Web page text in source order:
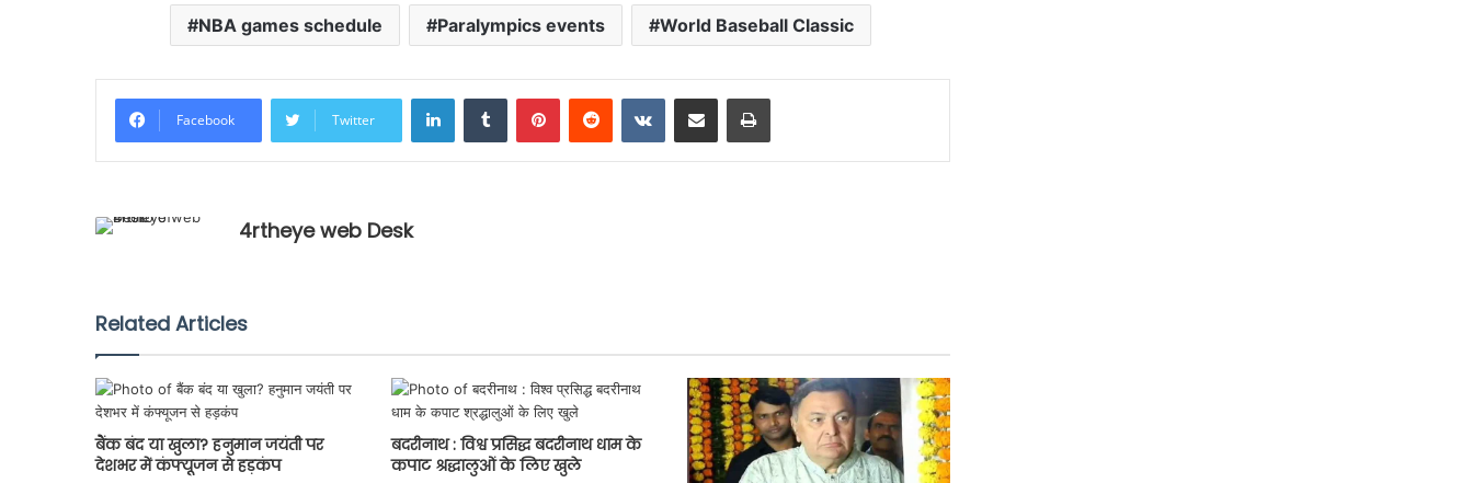
NBA games schedule Paralympics events World Baseball Classic
Facebook Twitter
LinkedInTumblr PinterestReddit VKontakteShare via Email Print
4rtheye web Desk
Related Articles
बैंक बंद या खुला? हनुमान जयंती पर
देशभर में कंफ्यूजन से हड़कंप
बदरीनाथ : विश्व प्रसिद्ध बदरीनाथ धाम के
कपाट श्रद्धालुओं के लिए खुले